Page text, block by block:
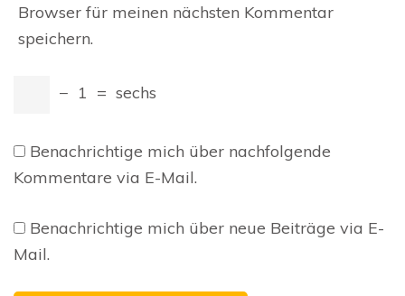
Browser für meinen nächsten Kommentar
speichern.
− 1 = sechs
Benachrichtige mich über nachfolgende
Kommentare via E-Mail.
Benachrichtige mich über neue Beiträge via E-
Mail.